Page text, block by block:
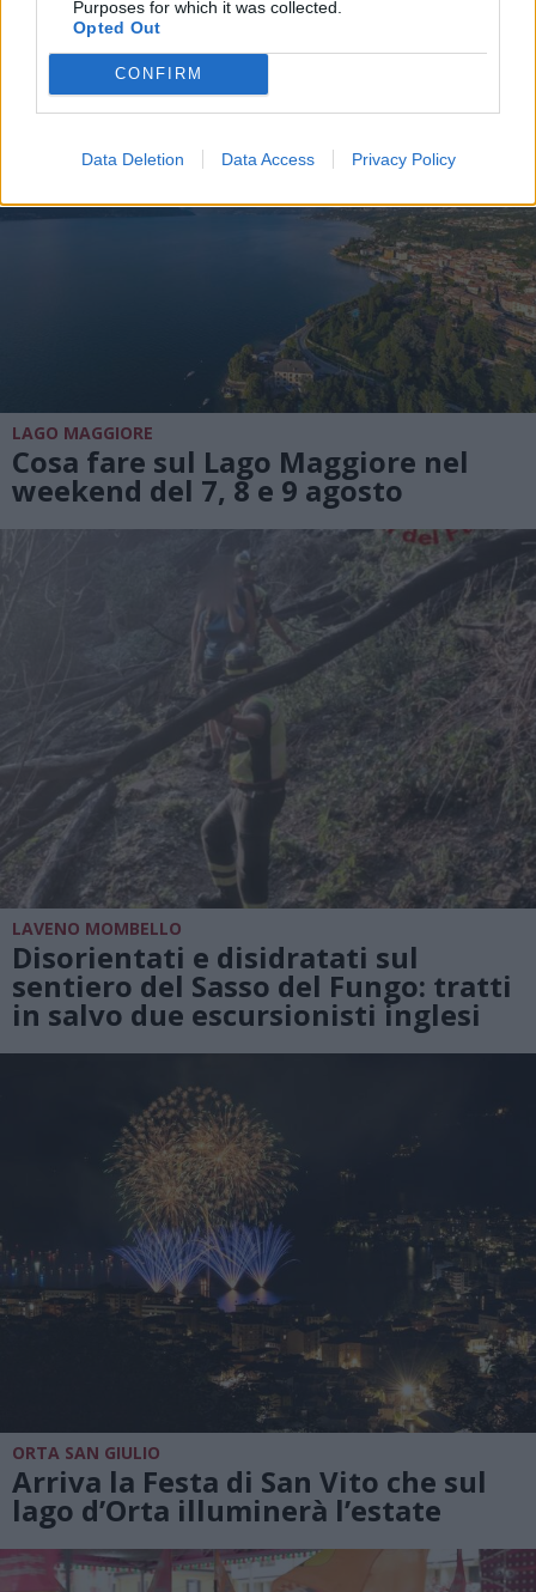
Purposes for which it was collected.
Opted Out
CONFIRM
Data Deletion Data Access Privacy Policy
DALLA HOME
LAGO MAGGIORE
Cosa fare sul Lago Maggiore nel
weekend del 7, 8 e 9 agosto
LAVENO MOMBELLO
Disorientati e disidratati sul
sentiero del Sasso del Fungo: tratti
in salvo due escursionisti inglesi
ORTA SAN GIULIO
Arriva la Festa di San Vito che sul
lago d’Orta illuminerà l’estate